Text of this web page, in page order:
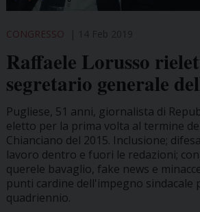
CONGRESSO
Raffaele Lorusso
segretario generale
Pugliese, 51 anni, giornalista di
eletto per la prima volta al termine
Chianciano del 2015. Inclusione;
lavoro dentro e fuori le redazioni;
querele bavaglio, fake news e
punti cardine dell'impegno sindacale
quadriennio.